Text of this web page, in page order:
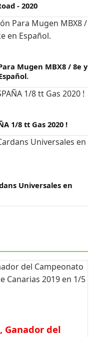
- 2020
Mugen MBX8 / 8e y
1/8 tt Gas 2020 !
Universales en
Ganador del